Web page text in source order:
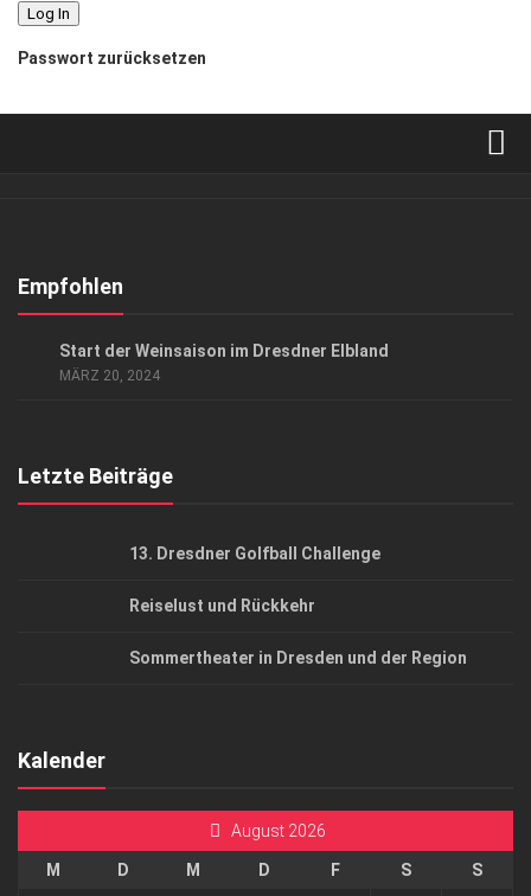
Passwort zurücksetzen
Kontakt, Impressum
Empfohlen
Start der Weinsaison im Dresdner Elbland
MÄRZ 20, 2024
Letzte Beiträge
13. Dresdner Golfball Challenge
Reiselust und Rückkehr
Sommertheater in Dresden und der Region
Kalender
August 2026
M D M D F S
S